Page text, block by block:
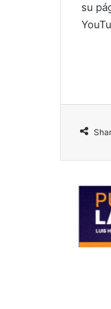
su